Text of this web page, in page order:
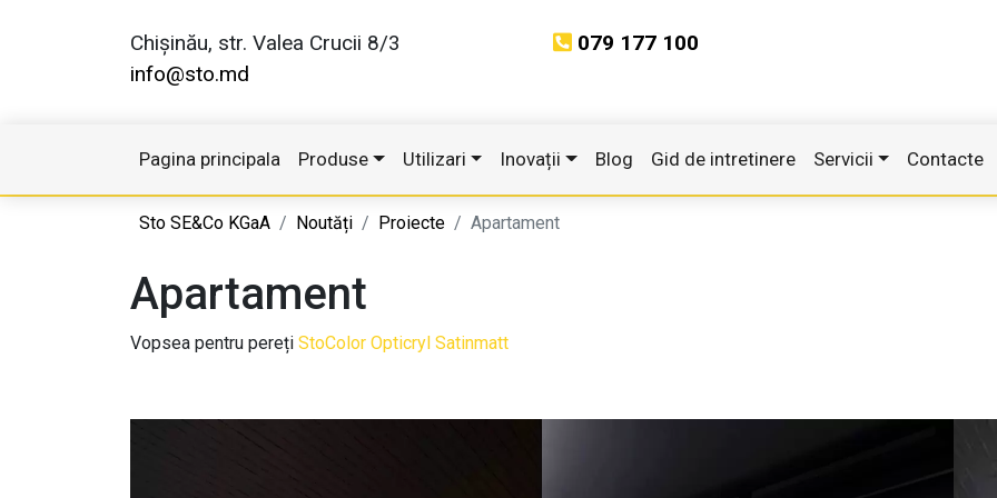
Chișinău, str. Valea Crucii 8/3
info@sto.md
079 177 100
Pagina principala Produse Utilizari Inovații Blog Gid de intretinere Servicii Contacte
Sto SE&Co KGaA Noutăți Proiecte Apartament
Apartament
Vopsea pentru pereți StoColor Opticryl Satinmatt